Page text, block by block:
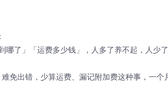
哪了」「运费多少钱」，人多了养不起，人少
免出错，少算运费、漏记附加费这种事，一个